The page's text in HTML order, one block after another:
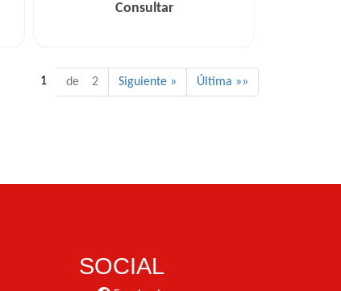
Consultar
1 de 2 Siguiente » Última »»
SOCIAL